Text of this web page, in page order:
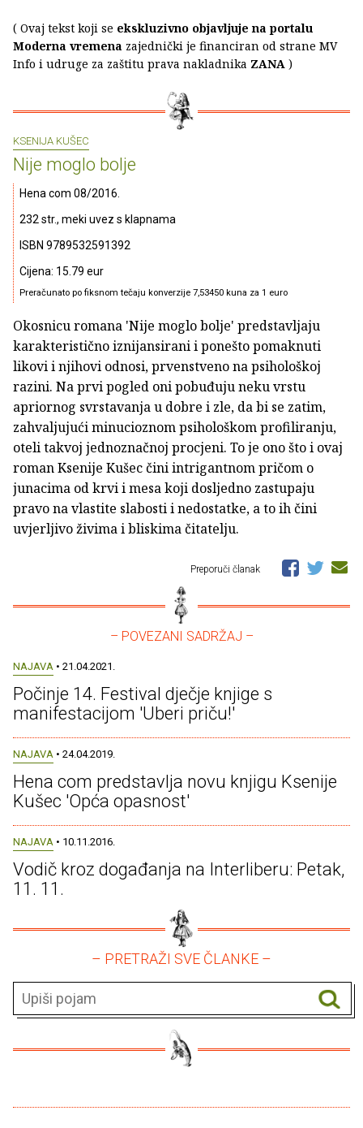
( Ovaj tekst koji se ekskluzivno objavljuje na portalu
Moderna vremena zajednički je financiran od strane MV
Info i udruge za zaštitu prava nakladnika ZANA )
KSENIJA KUŠEC
Nije moglo bolje
Hena com 08/2016.
232 str., meki uvez s klapnama
ISBN 9789532591392
Cijena: 15.79 eur
Preračunato po fiksnom tečaju konverzije 7,53450 kuna za 1 euro
Okosnicu romana 'Nije moglo bolje' predstavljaju
karakteristično iznijansirani i ponešto pomaknuti
likovi i njihovi odnosi, prvenstveno na psihološkoj
razini. Na prvi pogled oni pobuđuju neku vrstu
apriornog svrstavanja u dobre i zle, da bi se zatim,
zahvaljujući minucioznom psihološkom profiliranju,
oteli takvoj jednoznačnoj procjeni. To je ono što i ovaj
roman Ksenije Kušec čini intrigantnom pričom o
junacima od krvi i mesa koji dosljedno zastupaju
pravo na vlastite slabosti i nedostatke, a to ih čini
uvjerljivo živima i bliskima čitatelju.
Preporuči članak
– POVEZANI SADRŽAJ –
NAJAVA • 21.04.2021.
Počinje 14. Festival dječje knjige s
manifestacijom 'Uberi priču!'
NAJAVA • 24.04.2019.
Hena com predstavlja novu knjigu Ksenije
Kušec 'Opća opasnost'
NAJAVA • 10.11.2016.
Vodič kroz događanja na Interliberu: Petak,
11. 11.
– PRETRAŽI SVE ČLANKE –